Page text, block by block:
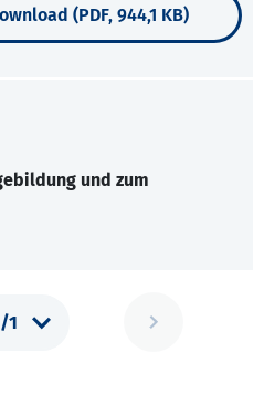
(PDF, 944,1 KB)
und zum